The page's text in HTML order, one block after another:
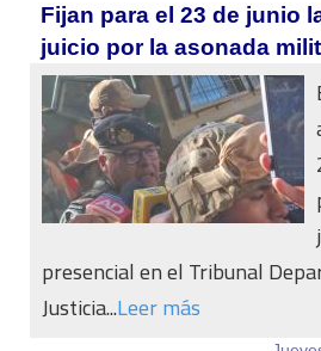
Fijan para el 23 de junio
juicio por la asonada
presencial en el Tribunal
Justicia...Leer más